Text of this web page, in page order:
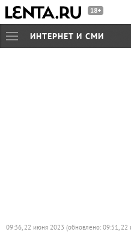
ИНТЕРНЕТ И СМИ
09:36, 22 июня 2023 (обновлено: 09:51,